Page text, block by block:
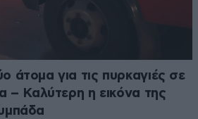
άτομα για τις πυρκαγιές σε
– Καλύτερη η εικόνα της